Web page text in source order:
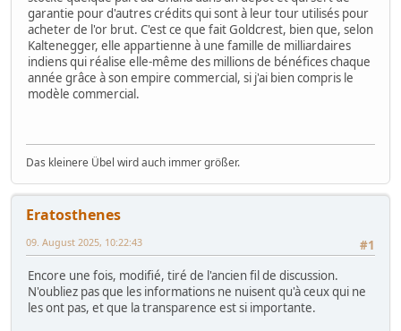
garantie pour d'autres crédits qui sont à leur tour utilisés pour
acheter de l'or brut. C'est ce que fait Goldcrest, bien que, selon
Kaltenegger, elle appartienne à une famille de milliardaires
indiens qui réalise elle-même des millions de bénéfices chaque
année grâce à son empire commercial, si j'ai bien compris le
modèle commercial.
Das kleinere Übel wird auch immer größer.
Eratosthenes
#1
09. August 2025, 10:22:43
Encore une fois, modifié, tiré de l'ancien fil de discussion.
N'oubliez pas que les informations ne nuisent qu'à ceux qui ne
les ont pas, et que la transparence est si importante.